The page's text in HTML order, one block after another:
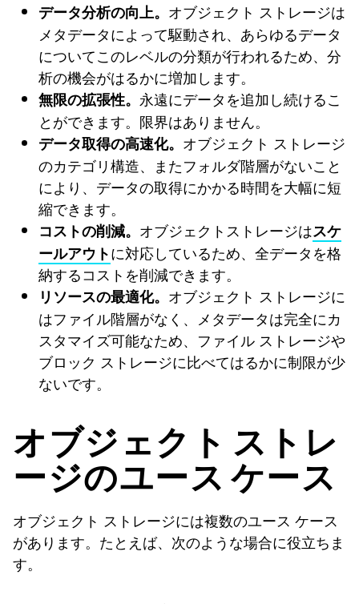
データ分析の向上。 オブジェクト ストレージは
メタデータによって駆動され、あらゆるデータ
についてこのレベルの分類が行われるため、分
析の機会がはるかに増加します。
無限の拡張性。 永遠にデータを追加し続けるこ
とができます。限界はありません。
データ取得の高速化。 オブジェクト ストレージ
のカテゴリ構造、またフォルダ階層がないこと
により、データの取得にかかる時間を大幅に短
縮できます。
コストの削減。 オブジェクトストレージはスケ
ールアウトに対応しているため、全データを格
納するコストを削減できます。
リソースの最適化。 オブジェクト ストレージに
はファイル階層がなく、メタデータは完全にカ
スタマイズ可能なため、ファイル ストレージや
ブロック ストレージに比べてはるかに制限が少
ないです。
オブジェクト ストレ
ージのユース ケース
オブジェクト ストレージには複数のユース ケース
があります。たとえば、次のような場合に役立ちま
す。